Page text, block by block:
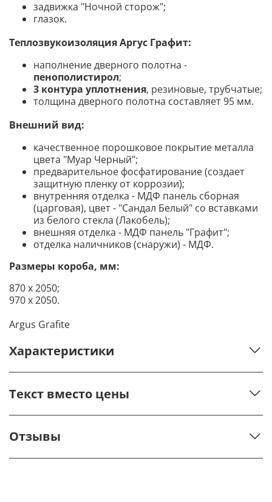
задвижка "Ночной сторож";
глазок.
Теплозвукоизоляция Аргус Графит:
наполнение дверного полотна -
пенополистирол;
3 контура уплотнения, резиновые, трубчатые;
толщина дверного полотна составляет 95 мм.
Внешний вид:
качественное порошковое покрытие металла
цвета "Муар Черный";
предварительное фосфатирование (создает
защитную пленку от коррозии);
внутренняя отделка - МДФ панель сборная
(царговая), цвет - "Сандал Белый" со вставками
из белого стекла (Лакобель);
внешняя отделка - МДФ панель "Графит";
отделка наличников (снаружи) - МДФ.
Размеры короба, мм:
870 х 2050;
970 х 2050.
Argus Grafite
Характеристики
Текст вместо цены
Отзывы